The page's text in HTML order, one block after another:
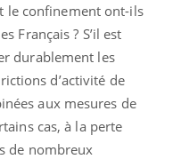
le confinement ont-ils
Français ? S’il est
durablement les
d’activité de
aux mesures de
cas, à la perte
de nombreux